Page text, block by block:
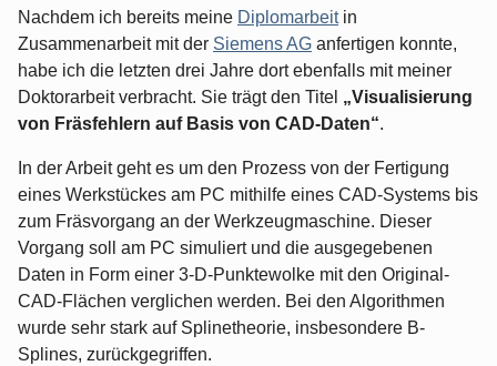
Nachdem ich bereits meine Diplomarbeitin
Zusammenarbeit mit der Siemens AG anfertigen konnte,
habe ich die letzten drei Jahre dort ebenfalls mit meiner
Doktorarbeit verbracht. Sie trägt den Titel „Visualisierung
von Fräsfehlern auf Basis von CAD-Daten“.
In der Arbeit geht es um den Prozess von der Fertigung
eines Werkstückes am PC mithilfe eines CAD-Systems bis
zum Fräsvorgang an der Werkzeugmaschine. Dieser
Vorgang soll am PC simuliert und die ausgegebenen
Daten in Form einer 3-D-Punktewolke mit den Original-
CAD-Flächen verglichen werden. Bei den Algorithmen
wurde sehr stark auf Splinetheorie, insbesondere B-
Splines, zurückgegriffen.